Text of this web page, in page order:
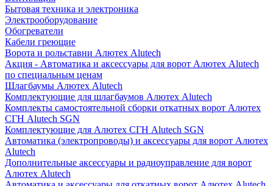
Бытовая техника и электроника
Электрооборудование
Обогреватели
Кабели греющие
Ворота и рольставни Алютех Alutech
Акция - Автоматика и аксессуары для ворот Алютех Alutech
по специальным ценам
Шлагбаумы Алютех Alutech
Комплектующие для шлагбаумов Алютех Alutech
Комплекты самостоятельной сборки откатных ворот Алютех
СГН Alutech SGN
Комплектующие для Алютех СГН Alutech SGN
Автоматика (электропроводы) и аксессуары для ворот Алютех
Alutech
Дополнительные аксессуары и радиоуправление для ворот
Алютех Alutech